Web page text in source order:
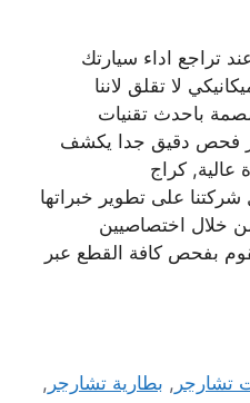
تراجع اداء سيارتك
لا تقلق لاننا
باحدث تقنيات
فحص دقيق جدا يكشف
عالية, كراج
على تطوير خبراتها
خلال اختصاصيين
بفحص كافة القطع عبر
تشارجر , بطارية تشارجر ,